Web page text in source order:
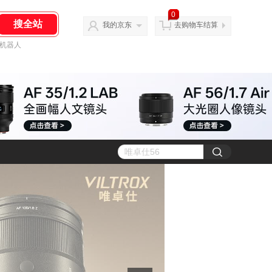
器人
我的京东
0
去购物车结算